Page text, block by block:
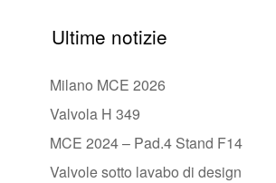
Ultime notizie
Milano MCE 2026
Valvola H 349
MCE 2024 – Pad.4 Stand F14
Valvole sotto lavabo di design